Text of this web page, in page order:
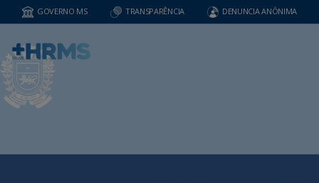
GOVERNO MS TRANSPARÊNCIA DENUNCIA ANÔNIMA